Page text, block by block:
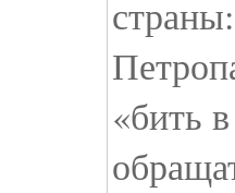
«бить